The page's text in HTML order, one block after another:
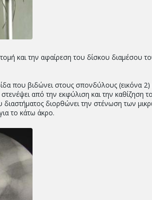
και την αφαίρεση του δίσκου διαμέσου
που βιδώνει στους σπονδύλους (εικόνα 2)
από την εκφύλιση και την καθίζηση
διορθώνει την στένωση των
το κάτω άκρο.